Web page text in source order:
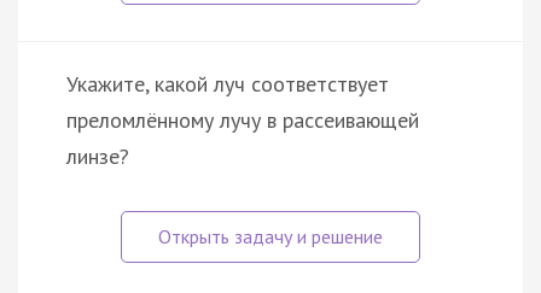
Укажите, какой луч соответствует
преломлённому лучу в рассеивающей
линзе?